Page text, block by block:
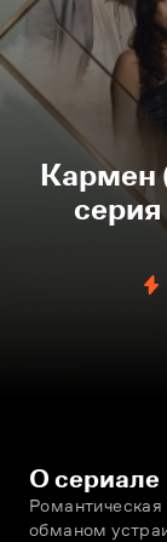
Кармен
О сериале
обманом